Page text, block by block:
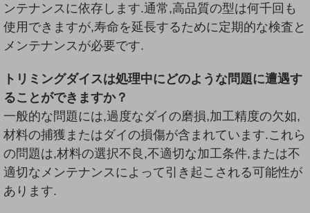
ンテナンスに依存します.通常,高品質の型は何千回も
使用できますが,寿命を延長するために定期的な検査と
メンテナンスが必要です.
トリミングダイスは処理中にどのような問題に遭遇す
ることができますか？
一般的な問題には,過度なダイの磨損,加工精度の欠如,
材料の捕獲またはダイの損傷が含まれています.これら
の問題は,材料の選択不良,不適切な加工条件,または不
適切なメンテナンスによって引き起こされる可能性が
あります.